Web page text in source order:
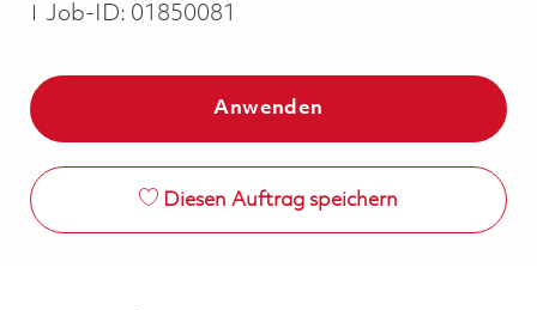
Job-ID: 01850081
Anwenden
Diesen Auftrag speichern